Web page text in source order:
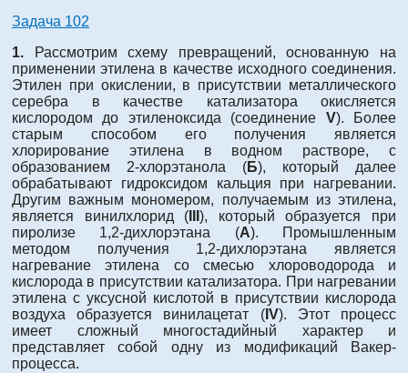
Задача 102
1. Рассмотрим схему превращений, основанную на
применении этилена в качестве исходного соединения.
Этилен при окислении, в присутствии металлического
серебра в качестве катализатора окисляется
кислородом до этиленоксида (соединение V). Более
старым способом его получения является
хлорирование этилена в водном растворе, с
образованием 2-хлорэтанола (Б), который далее
обрабатывают гидроксидом кальция при нагревании.
Другим важным мономером, получаемым из этилена,
является винилхлорид ( III), который образуется при
пиролизе 1,2-дихлорэтана (А). Промышленным
методом получения 1,2-дихлорэтана является
нагревание этилена со смесью хлороводорода и
кислорода в присутствии катализатора. При нагревании
этилена с уксусной кислотой в присутствии кислорода
воздуха образуется винилацетат (IV). Этот процесс
имеет сложный многостадийный характер и
представляет собой одну из модификаций Вакер-
процесса.